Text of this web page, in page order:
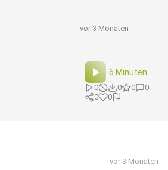
vor 3 Monaten
6 Minuten
0 0 0
0
0
0
vor 3 Monaten